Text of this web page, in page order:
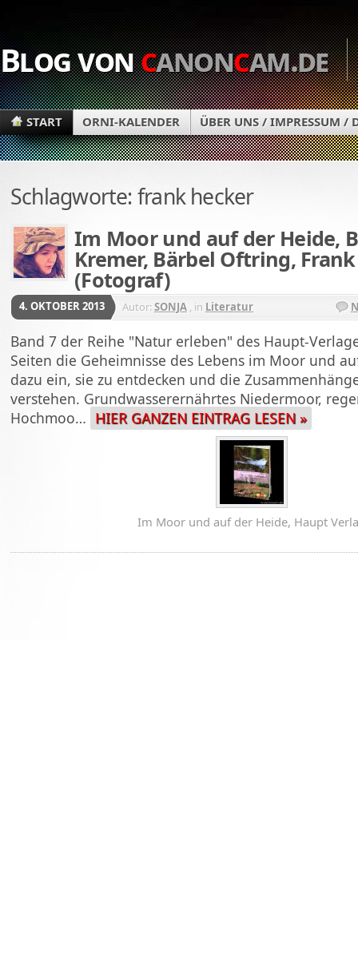
Blog voncanoncam.de
START ORNI-KALENDER ÜBER UNS / IMPRESSUM /
Schlagworte: frank hecker
Im Moor und auf der Heide,
Kremer, Bärbel Oftring,
(Fotograf)
4. OKTOBER 2013 Autor:SONJA , in Literatur
Band 7 der Reihe "Natur erleben" des Haupt-
Seiten die Geheimnisse des Lebens im Moor und
dazu ein, sie zu entdecken und die
verstehen. Grundwasserernährtes Niedermoor,
Hochmoo… HIER GANZEN EINTRAG LESEN »
Im Moor und auf der Heide, Haupt